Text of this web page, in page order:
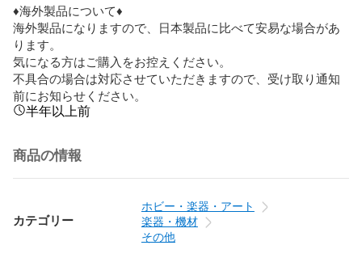
♦︎海外製品について♦︎
海外製品になりますので、日本製品に比べて安易な場合があ
ります。
気になる方はご購入をお控えください。
不具合の場合は対応させていただきますので、受け取り通知
前にお知らせください。
半年以上前
商品の情報
カテゴリー
ホビー・楽器・アート
楽器・機材
その他